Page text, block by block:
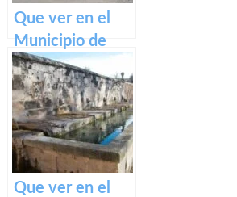
Que ver en el
Municipio de
Loranca de
Tajuña en
Castilla La
Mancha
Que ver en el